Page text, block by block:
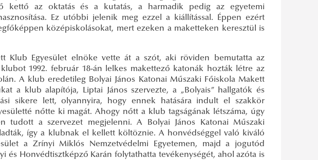
kettő az oktatás és a kutatás, a harmadik pedig az egyetemi
Ez utóbbi jelenik meg ezzel a kiállítással. Éppen ezért
középiskolásokat, mert ezeken a maketteken keresztül is
Klub Egyesület elnöke vette át a szót, aki röviden bemutatta az
1992. február 18-án lelkes makettező katonák hozták létre az
A klub eredetileg Bolyai János Katonai Műszaki Főiskola Makett
a klub alapítója, Liptai János szervezte, a „Bolyais” hallgatók és
sikere lett, olyannyira, hogy ennek hatására indult el szakkör
nőtte ki magát. Ahogy nőtt a klub tagságának létszáma, úgy
tudott a szervezet megjelenni. A Bolyai János Katonai Műszaki
így a klubnak el kellett költöznie. A honvédséggel való kiváló
a Zrínyi Miklós Nemzetvédelmi Egyetemen, majd a jogutód
és Honvédtisztképző Karán folytathatta tevékenységét, ahol azóta is